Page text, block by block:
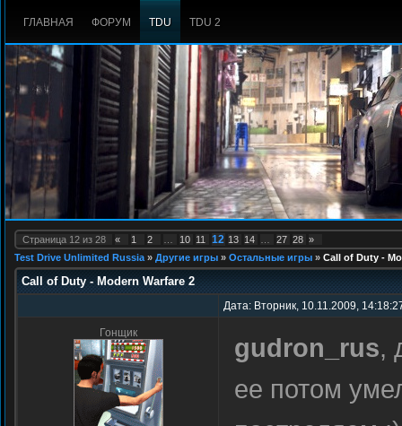
ГЛАВНАЯ ФОРУМ TDU TDU 2
Страница 12 из 28 « 1 2 10 11 12 13 14 27 28 »
Test Drive Unlimited Russia » Другие игры » Остальные игры » Call of Duty -
Call of Duty - Modern Warfare 2
Дата: Вторник, 10.11.2009,
Гонщик gudron_rus,
ее потом